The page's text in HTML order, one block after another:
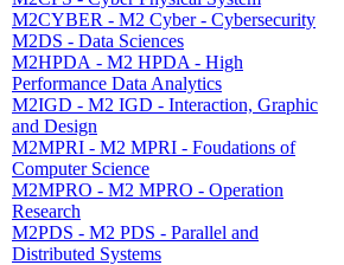
M2CYBER - M2 Cyber - Cybersecurity
M2DS - Data Sciences
M2HPDA - M2 HPDA - High
Performance Data Analytics
M2IGD - M2 IGD - Interaction, Graphic
and Design
M2MPRI - M2 MPRI - Foudations of
Computer Science
M2MPRO - M2 MPRO - Operation
Research
M2PDS - M2 PDS - Parallel and
Distributed Systems